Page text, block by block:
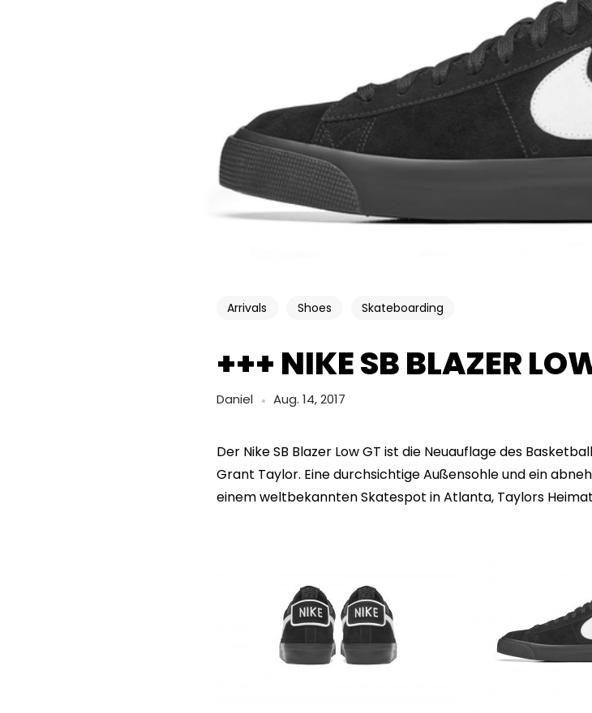
Arrivals Shoes Skateboarding
+++ NIKE SB BLAZER
Daniel Aug. 14, 2017
Der Nike SB Blazer Low GT ist die Neuauflage des
Grant Taylor. Eine durchsichtige Außensohle und ein
einem weltbekannten Skatespot in Atlanta, Taylors